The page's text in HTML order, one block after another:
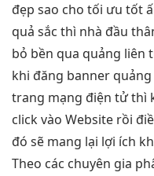
đẹp sao cho tối ưu tốt
quả sắc thì nhà đầu
bỏ bền qua quảng liên
khi đăng banner
trang mạng điện tử thì
click vào Website rồi
đó sẽ mang lại lợi ích
Theo các chuyên gia